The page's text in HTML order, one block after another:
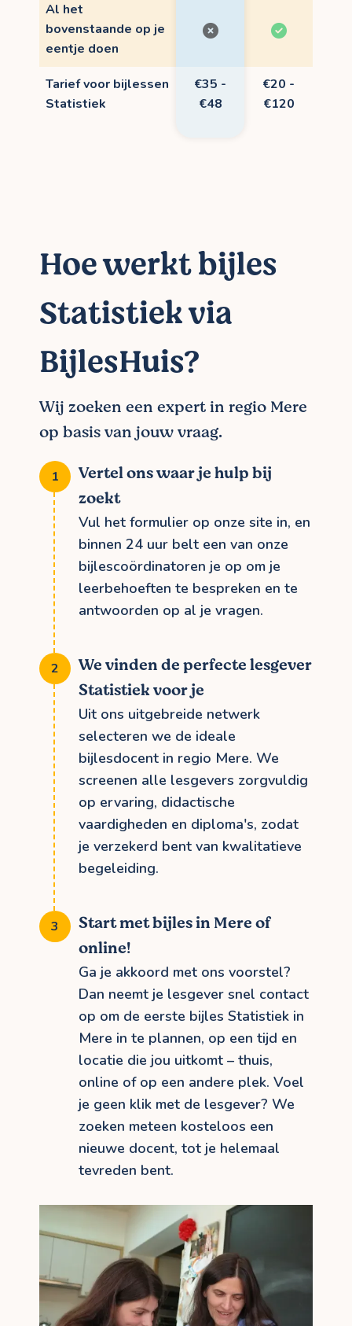
Al het
bovenstaande op je
eentje doen
Tarief voor bijlessen
Statistiek
€35 -
€48
€20 -
€120
Hoe werkt bijles
Statistiek via
BijlesHuis?
Wij zoeken een expert in regio Mere
op basis van jouw vraag.
Vertel ons waar je hulp bij
zoekt
Vul het formulier op onze site in, en
binnen 24 uur belt een van onze
bijlescoördinatoren je op om je
leerbehoeften te bespreken en te
antwoorden op al je vragen.
We vinden de perfecte lesgever
Statistiek voor je
Uit ons uitgebreide netwerk
selecteren we de ideale
bijlesdocent in regio Mere. We
screenen alle lesgevers zorgvuldig
op ervaring, didactische
vaardigheden en diploma's, zodat
je verzekerd bent van kwalitatieve
begeleiding.
Start met bijles in Mere of
online!
Ga je akkoord met ons voorstel?
Dan neemt je lesgever snel contact
op om de eerste bijles Statistiek in
Mere in te plannen, op een tijd en
locatie die jou uitkomt – thuis,
online of op een andere plek. Voel
je geen klik met de lesgever? We
zoeken meteen kosteloos een
nieuwe docent, tot je helemaal
tevreden bent.